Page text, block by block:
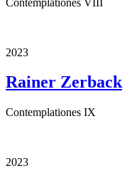
2023
Rainer Zerback
Contemplationes IX
2023